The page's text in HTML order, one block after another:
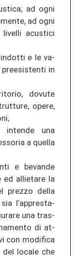
ad ogni
ad ogni
acus­ti­ci
e le va­
in
do­vu­te
opere,
una
a quel­la
e be­van­de
ed al­lie­ta­re la
pre­z­zo della
l’ap­presta­
una tras­
di at­
con mo­di­fi­ca
lo­ca­le che